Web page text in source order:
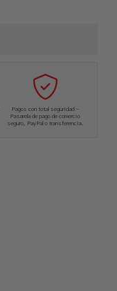
Pagos con total seguridad –
Pasarela de pago de comercio
seguro, PayPal o transferencia.